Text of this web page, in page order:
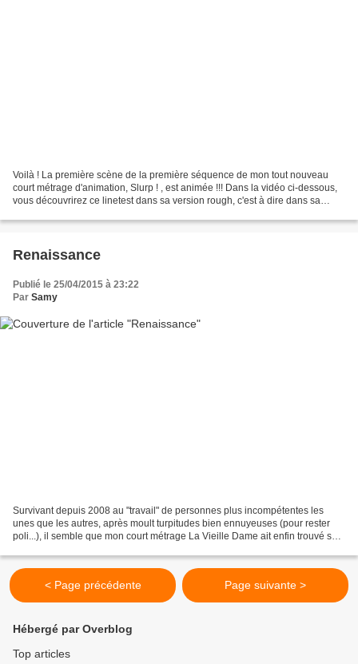
Voilà ! La première scène de la première séquence de mon tout nouveau
court métrage d'animation, Slurp ! , est animée !!! Dans la vidéo ci-dessous,
vous découvrirez ce linetest dans sa version rough, c'est à dire dans sa
Renaissance
Publié le 25/04/2015 à 23:22
Par Samy
Survivant depuis 2008 au "travail" de personnes plus incompétentes les
unes que les autres, après moult turpitudes bien ennuyeuses (pour rester
poli...), il semble que mon court métrage La Vieille Dame ait enfin trouvé son
< Page précédente Page suivante >
Hébergé par Overblog
Top articles